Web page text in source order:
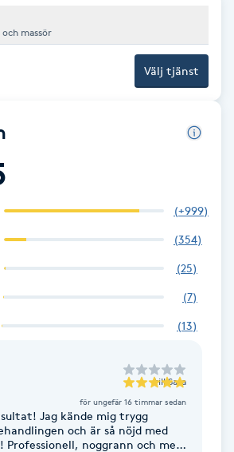
massör
Välj tjänst
(+999)
(354)
(25)
(7)
(13)
till Sara
för ungefär 16 timmar sedan
Jag kände mig trygg
och är så nöjd med
noggrann och med